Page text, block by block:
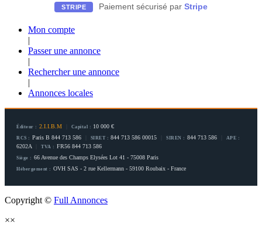
STRIPE Paiement sécurisé par Stripe
Mon compte
|
Passer une annonce
|
Rechercher une annonce
|
Annonces locales
Éditeur : 2.I.I.B.M Capital : 10 000 €
RCS : Paris B 844 713 586 SIRET : 844 713 586 00015 SIREN : 844 713 586 APE :
6202A TVA : FR56 844 713 586
Siège : 66 Avenue des Champs Elysées Lot 41 - 75008 Paris
Hébergement : OVH SAS - 2 rue Kellermann - 59100 Roubaix - France
Copyright © Full Annonces
××